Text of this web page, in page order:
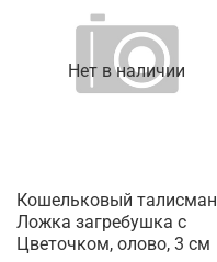
Нет в наличии
Кошельковый талисман
Ложка загребушка с
Цветочком, олово, 3 см